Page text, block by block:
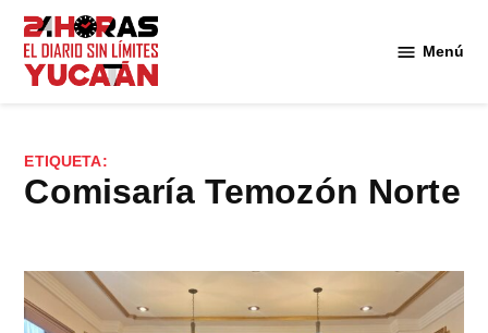
Saltar
contenido
Menú
ETIQUETA:
comisaría Temozón Norte